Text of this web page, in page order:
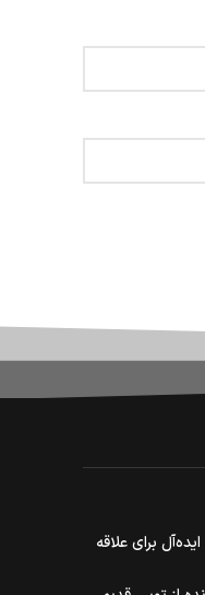
برای علاقه